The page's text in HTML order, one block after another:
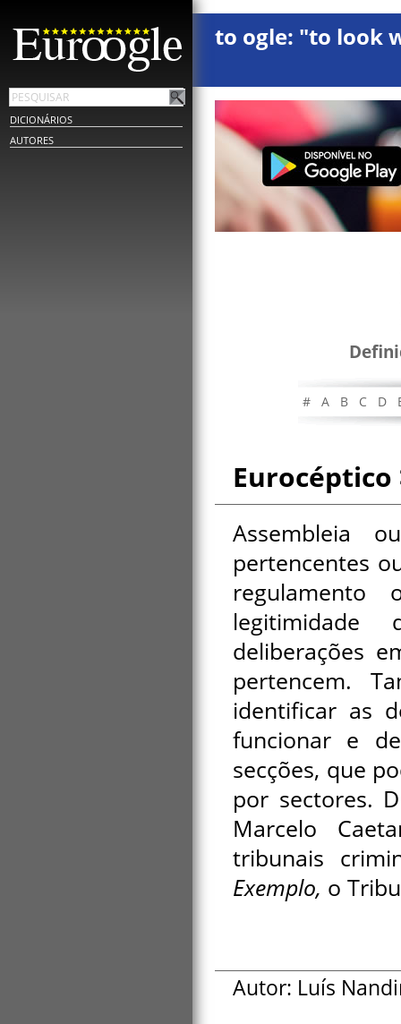
DICIONÁRIOS
AUTORES
to ogle: "to look
# A B C D
Assembleia
pertencentes
legitimidade
deliberações
pertencem.
identificar as
funcionar e
secções, que
por sectores.
Marcelo
tribunais
Exemplo, o
Autor: Luís